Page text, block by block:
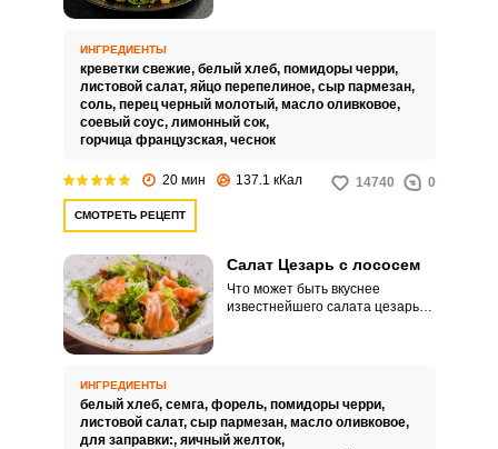
вкус.
ИНГРЕДИЕНТЫ
креветки свежие, белый хлеб, помидоры черри,
листовой салат, яйцо перепелиное, сыр пармезан,
соль, перец черный молотый, масло оливковое,
соевый соус, лимонный сок,
горчица французская, чеснок
20 мин 137.1 кКал 14740 0
СМОТРЕТЬ РЕЦЕПТ
Салат Цезарь с лососем
Что может быть вкуснее
известнейшего салата цезарь?
ИНГРЕДИЕНТЫ
белый хлеб, семга, форель, помидоры черри,
листовой салат, сыр пармезан, масло оливковое,
для заправки:, яичный желток,